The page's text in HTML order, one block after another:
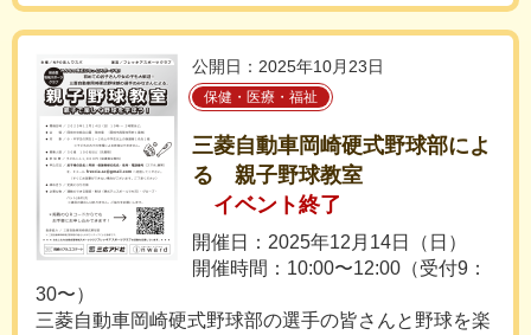
公開日：2025年10月23日
保健・医療・福祉
三菱自動車岡崎硬式野球部によ
る 親子野球教室
イベント終了
開催日：2025年12月14日（日）
開催時間：10:00〜12:00（受付9：
30〜）
三菱自動車岡崎硬式野球部の選手の皆さんと野球を楽